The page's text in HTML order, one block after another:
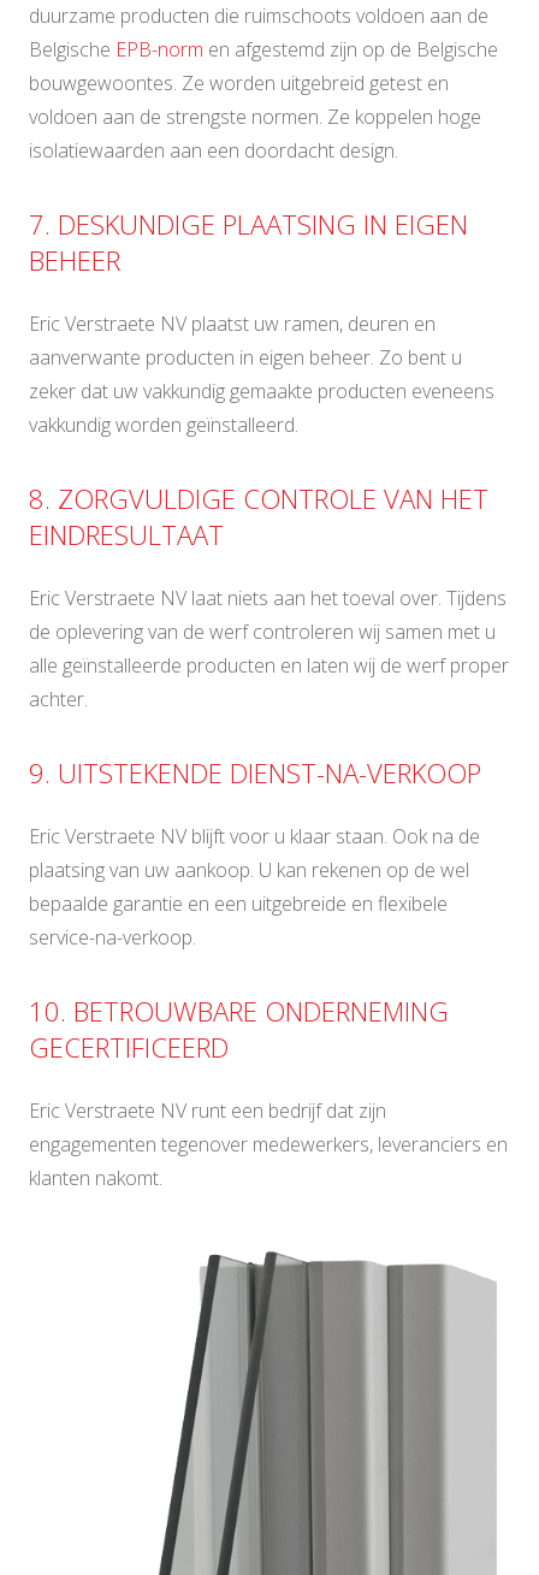
duurzame producten die ruimschoots voldoen aan de
Belgische EPB-norm en afgestemd zijn op de Belgische
bouwgewoontes. Ze worden uitgebreid getest en
voldoen aan de strengste normen. Ze koppelen hoge
isolatiewaarden aan een doordacht design.
7. DESKUNDIGE PLAATSING IN EIGEN
BEHEER
Eric Verstraete NV plaatst uw ramen, deuren en
aanverwante producten in eigen beheer. Zo bent u
zeker dat uw vakkundig gemaakte producten eveneens
vakkundig worden geïnstalleerd.
8. ZORGVULDIGE CONTROLE VAN HET
EINDRESULTAAT
Eric Verstraete NV laat niets aan het toeval over. Tijdens
de oplevering van de werf controleren wij samen met u
alle geïnstalleerde producten en laten wij de werf proper
achter.
9. UITSTEKENDE DIENST-NA-VERKOOP
Eric Verstraete NV blijft voor u klaar staan. Ook na de
plaatsing van uw aankoop. U kan rekenen op de wel
bepaalde garantie en een uitgebreide en flexibele
service-na-verkoop.
10. BETROUWBARE ONDERNEMING
GECERTIFICEERD
Eric Verstraete NV runt een bedrijf dat zijn
engagementen tegenover medewerkers, leveranciers en
klanten nakomt.